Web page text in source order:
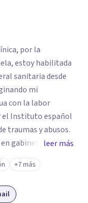
por la
estoy habilitada
sanitaria desde
con la labor
el Instituto español
traumas y abusos.
gabinetes de
versatilidad a la
de pacientes y
leer más
+7 más